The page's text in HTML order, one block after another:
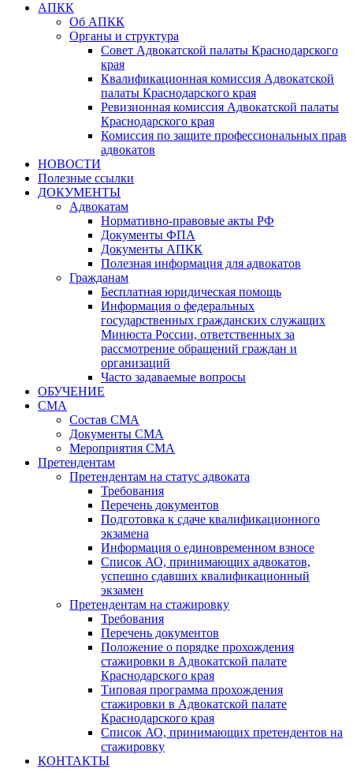
АПКК
Об АПКК
Органы и структура
Совет Адвокатской палаты Краснодарского
края
Квалификационная комиссия Адвокатской
палаты Краснодарского края
Ревизионная комиссия Адвокатской палаты
Краснодарского края
Комиссия по защите профессиональных прав
адвокатов
НОВОСТИ
Полезные ссылки
ДОКУМЕНТЫ
Адвокатам
Нормативно-правовые акты РФ
Документы ФПА
Документы АПКК
Полезная информация для адвокатов
Гражданам
Бесплатная юридическая помощь
Информация о федеральных
государственных гражданских служащих
Минюста России, ответственных за
рассмотрение обращений граждан и
организаций
Часто задаваемые вопросы
ОБУЧЕНИЕ
СМА
Состав СМА
Документы СМА
Мероприятия СМА
Претендентам
Претендентам на статус адвоката
Требования
Перечень документов
Подготовка к сдаче квалификационного
экзамена
Информация о единовременном взносе
Список АО, принимающих адвокатов,
успешно сдавших квалификационный
экзамен
Претендентам на стажировку
Требования
Перечень документов
Положение о порядке прохождения
стажировки в Адвокатской палате
Краснодарского края
Типовая программа прохождения
стажировки в Адвокатской палате
Краснодарского края
Список АО, принимающих претендентов на
стажировку
КОНТАКТЫ